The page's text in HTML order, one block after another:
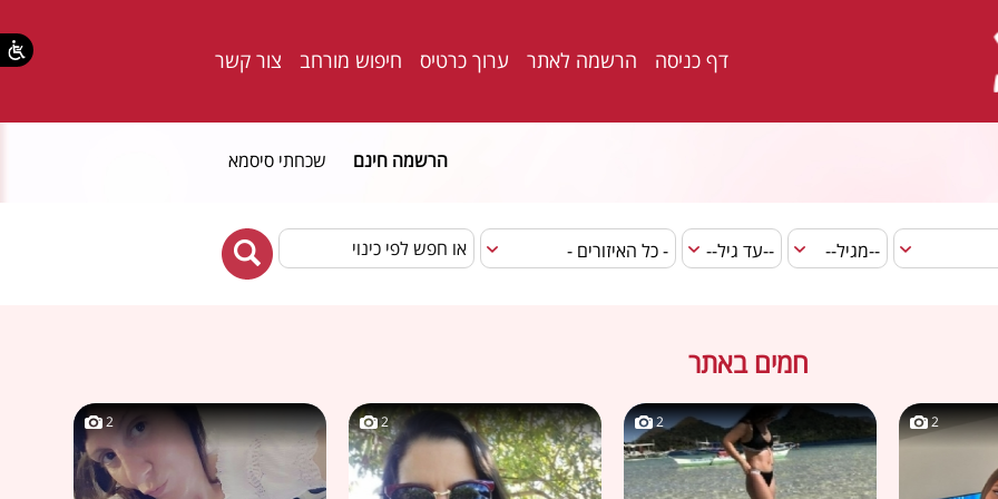
דף כניסה הרשמה לאתר ערוך כרטיס חיפוש מורחב צור קשר
הרשמה חינם שכחתי סיסמא
חמים באתר
2 2 2 2